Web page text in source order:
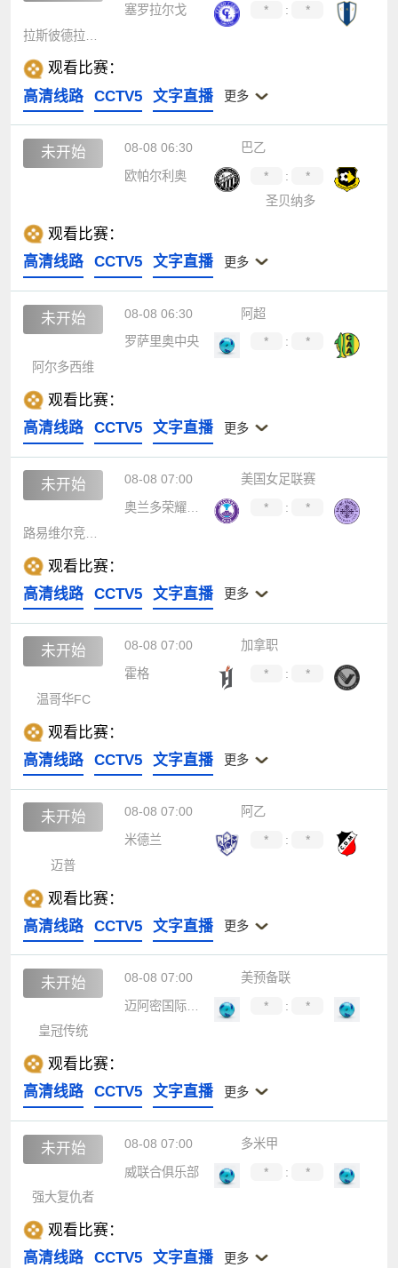
塞罗拉尔戈 * :
*
观看比赛：
高清线路
CCTV5 文字直播 更多
未开始 08-08 06:30
巴乙
欧帕尔利奥
* :
*
圣贝纳多
观看比赛：
高清线路
CCTV5 文字直播 更多
未开始 08-08 06:30
阿超
罗萨里奥中央
* :
*
阿尔多西维
观看比赛：
高清线路
CCTV5 文字直播 更多
未开始 08-08 07:00
美国女足联赛
奥兰多荣耀女足
* :
*
观看比赛：
高清线路
CCTV5 文字直播 更多
未开始 08-08 07:00
加拿职
霍格
* :
*
温哥华FC
观看比赛：
高清线路
CCTV5 文字直播 更多
未开始 08-08 07:00
阿乙
米德兰
* :
*
迈普
观看比赛：
高清线路
CCTV5 文字直播 更多
未开始 08-08 07:00
美预备联
迈阿密国际B队
* :
*
皇冠传统
观看比赛：
高清线路
CCTV5 文字直播 更多
未开始 08-08 07:00
多米甲
威联合俱乐部
* :
*
强大复仇者
观看比赛：
高清线路
CCTV5 文字直播 更多